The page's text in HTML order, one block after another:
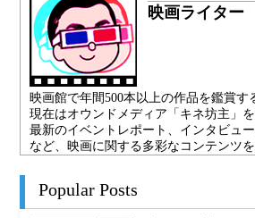
映画ライター
映画館で年間500本以上の作品を鑑賞す
現在はオウンドメディア「キネ坊主」を
最新のイベントレポート、インタビュ
など、映画に関する多彩なコンテンツ
Popular Posts